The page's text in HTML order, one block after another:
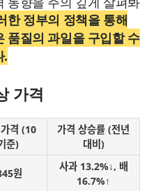
한 정부의 정책을 통해
품질의 과일을 구입할 수
.
가격
격 (10
준)
가격 상승률 (전년
대비)
원
사과 13.2%↓, 배
16.7%↑